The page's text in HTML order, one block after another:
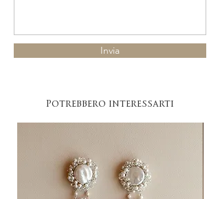
Invia
Potrebbero interessarti